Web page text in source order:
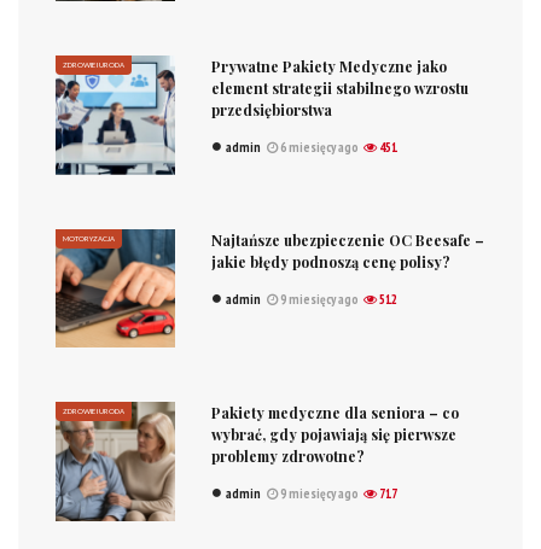
ZDROWIE I URODA
Prywatne Pakiety Medyczne jako
element strategii stabilnego wzrostu
przedsiębiorstwa
admin 6 miesięcy ago 451
MOTORYZACJA
Najtańsze ubezpieczenie OC Beesafe –
jakie błędy podnoszą cenę polisy?
admin 9 miesięcy ago 512
ZDROWIE I URODA
Pakiety medyczne dla seniora – co
wybrać, gdy pojawiają się pierwsze
problemy zdrowotne?
admin 9 miesięcy ago 717